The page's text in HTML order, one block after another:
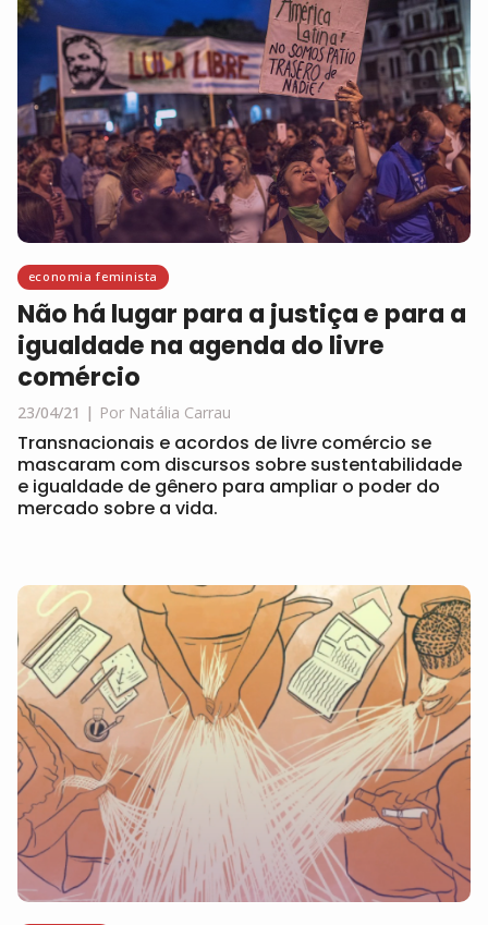
economia feminista
Não há lugar para a justiça e para a
igualdade na agenda do livre
comércio
23/04/21 Por Natália Carrau
Transnacionais e acordos de livre comércio se
mascaram com discursos sobre sustentabilidade
e igualdade de gênero para ampliar o poder do
mercado sobre a vida.